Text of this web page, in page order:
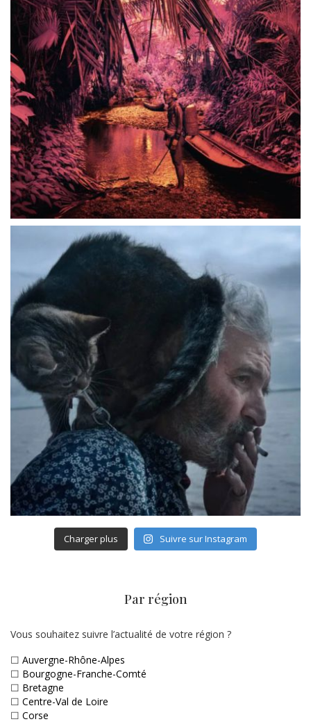
Charger plus Suivre sur Instagram
Par région
Vous souhaitez suivre l’actualité de votre région ?
☐ Auvergne-Rhône-Alpes
☐ Bourgogne-Franche-Comté
☐ Bretagne
☐ Centre-Val de Loire
☐ Corse